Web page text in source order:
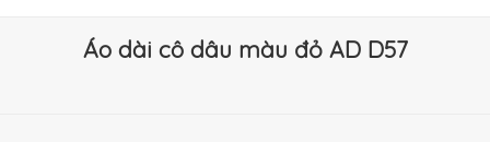
Áo dài cô dâu màu đỏ AD D57